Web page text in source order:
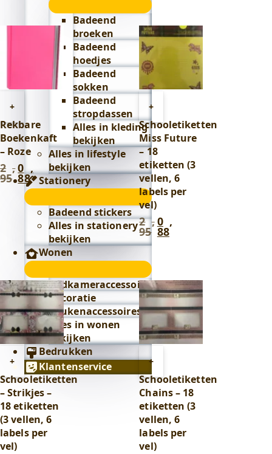
Badeend
broeken
Badeend
hoedjes
Badeend
sokken
Badeend
stropdassen
Alles in kleding
bekijken
Alles in lifestyle
bekijken
Stationery
submenu
Badeend stickers
Alles in stationery
bekijken
Wonen
submenu
Badkameraccessoires
Decoratie
Keukenaccessoires
Alles in wonen
bekijken
Bedrukken
Klantenservice
50. 15.
+
Toevoegen
winkelwagen
Rekbare
Boekenkaft
– Roze
2 ,
95
Oorspronkelijke
prijs
was:
0 ,
88
Huidige
prijs
is:
0
88
+
aan
winkelwagen
Schooletiketten
Miss Future
– 18
etiketten (3
vellen, 6
labels per
vel)
2 ,
95
Oorspronkelijke
prijs
95.
0 ,
88
88.
+
Toevoegen
aan
winkelwagen
Schooletiketten
– Strikjes –
18 etiketten
(3 vellen, 6
labels per
vel)
+
aan
winkelwagen
Schooletiketten
Chains – 18
etiketten (3
vellen, 6
labels per
vel)